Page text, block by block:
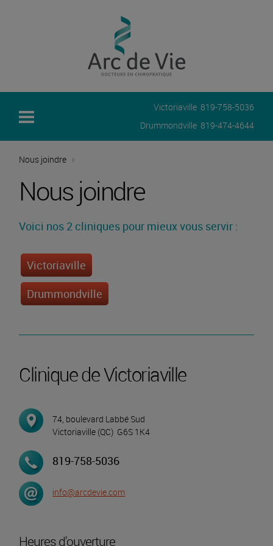
Victoriaville 819-758-5036
Drummondville 819-474-4644
Nous joindre
Nous joindre
Voici nos 2 cliniques pour mieuxvous servir :
Victoriaville
Drummondville
Clinique de Victoriaville
74, boulevard Labbé Sud
Victoriaville (QC) G6S 1K4
819-758-5036
info@arcdevie.com
Heures d'ouverture